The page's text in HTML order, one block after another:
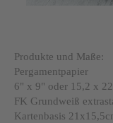
Produkte und Maße:
Pergamentpapier
6" x 9" oder 15,2 x
FK Grundweiß
Kartenbasis